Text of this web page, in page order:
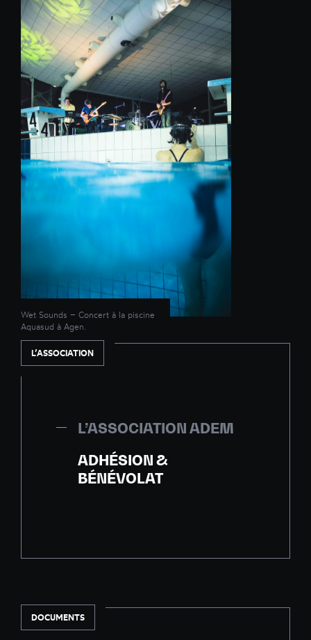
Wet Sounds – Concert à la piscine
Aquasud à Agen.
L’ASSOCIATION
L’ASSOCIATION ADEM
ADHÉSION &
BÉNÉVOLAT
DOCUMENTS